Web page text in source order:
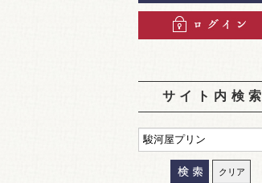
サイト内検索